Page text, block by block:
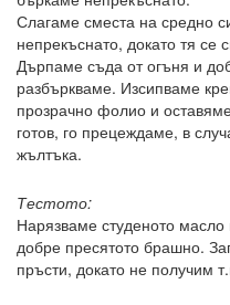
Слагаме сместа на средно
непрекъснато, докато тя се
Дърпаме съда от огъня и
разбъркваме. Изсипваме
прозрачно фолио и
готов, го прецеждаме, в
жълтъка.
Тестото:
Нарязваме студеното масло
добре пресятото брашно.
пръсти, докато не получим